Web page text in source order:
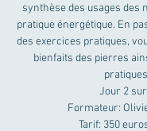
synthèse des usages des
pratique énergétique. En
des exercices pratiques,
bienfaits des pierres
Jour 2
Formateur:
Tarif: 350